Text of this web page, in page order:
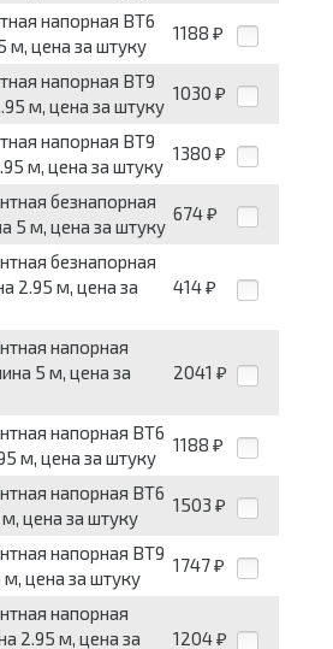
напорная ВТ6
м, цена за штуку
1188 ₽
напорная ВТ9
м, цена за штуку
1030 ₽
напорная ВТ9
м, цена за штуку
1380 ₽
безнапорная
5 м, цена за штуку
674 ₽
безнапорная
2.95 м, цена за
414 ₽
напорная
5 м, цена за
2041 ₽
напорная ВТ6
м, цена за штуку
1188 ₽
напорная ВТ6
цена за штуку
1503 ₽
напорная ВТ9
цена за штуку
1747 ₽
напорная
2.95 м, цена за
1204 ₽